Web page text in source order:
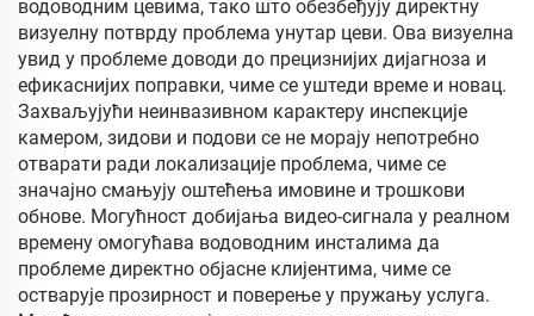
водоводним цевима, тако што обезбеђују директну
визуелну потврду проблема унутар цеви. Ова визуелна
увид у проблеме доводи до прецизнијих дијагноза и
ефикаснијих поправки, чиме се уштеди време и новац.
Захваљујући неинвазивном карактеру инспекције
камером, зидови и подови се не морају непотребно
отварати ради локализације проблема, чиме се
значајно смањују оштећења имовине и трошкови
обнове. Могућност добијања видео-сигнала у реалном
времену омогућава водоводним инсталима да
проблеме директно објасне клијентима, чиме се
остварује прозирност и поверење у пружању услуга.